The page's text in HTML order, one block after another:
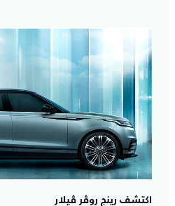
اكتشف رينج روڤر ڤيلار